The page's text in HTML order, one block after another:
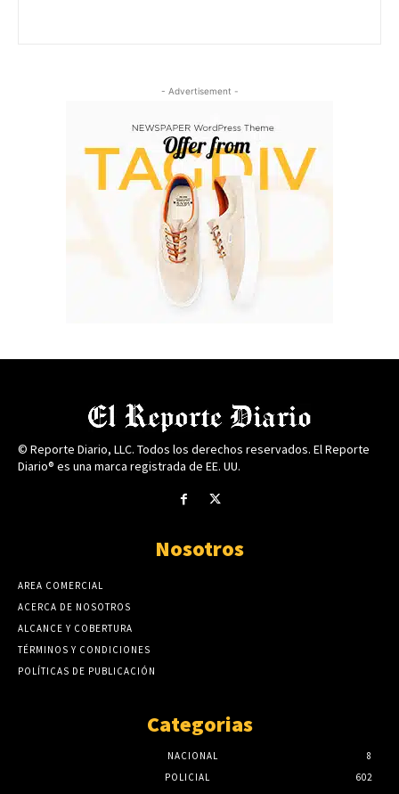
- Advertisement -
© Reporte Diario, LLC. Todos los derechos reservados. El Reporte
Diario® es una marca registrada de EE. UU.
Nosotros
AREA COMERCIAL
ACERCA DE NOSOTROS
ALCANCE Y COBERTURA
TÉRMINOS Y CONDICIONES
POLÍTICAS DE PUBLICACIÓN
Categorias
NACIONAL
8
POLICIAL
602